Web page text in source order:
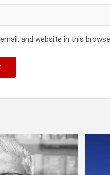
and website in this